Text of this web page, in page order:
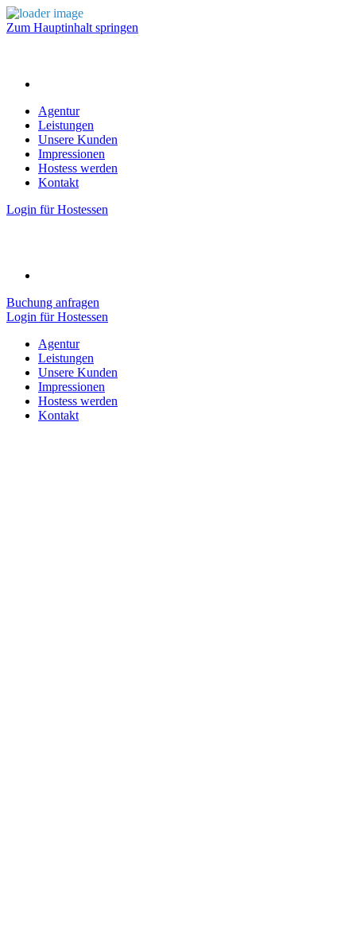
Zum Hauptinhalt springen
Agentur
Leistungen
Unsere Kunden
Impressionen
Hostess werden
Kontakt
Login für Hostessen
Buchung anfragen
Login für Hostessen
Agentur
Leistungen
Unsere Kunden
Impressionen
Hostess werden
Kontakt